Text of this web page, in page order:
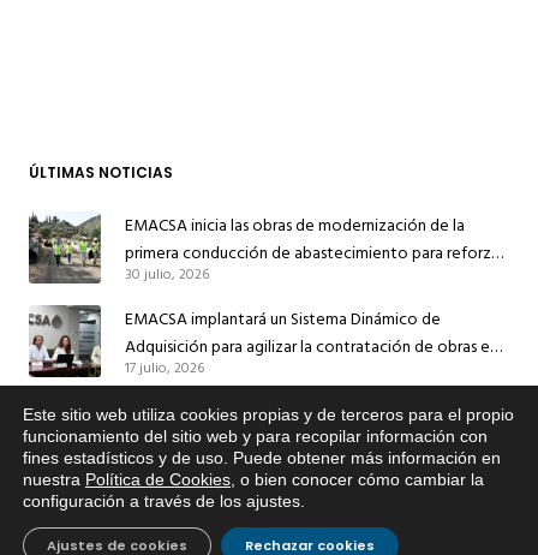
ÚLTIMAS NOTICIAS
EMACSA inicia las obras de modernización de la
primera conducción de abastecimiento para reforzar
el suministro de agua de Córdoba
30 julio, 2026
EMACSA implantará un Sistema Dinámico de
Adquisición para agilizar la contratación de obras en
sus redes e instalaciones
17 julio, 2026
EMACSA inicia hoy las obras de una nueva arteria de
abastecimiento y una red de agua no potable en
Ingeniero Ruiz de Azúa
13 julio, 2026
Caracterización ZA Córdoba Red Quemadas- 1ª Sem
2026
Este sitio web utiliza cookies propias y de terceros para el propio
funcionamiento del sitio web y para recopilar información con
fines estadísticos y de uso. Puede obtener más información en
nuestra Política de Cookies , o bien conocer cómo cambiar la
configuración a través de los ajustes
Rechazar cookies
Ajustes de cookies
Si tiene cualquier duda sobre
EMACSA, haga click abajo.